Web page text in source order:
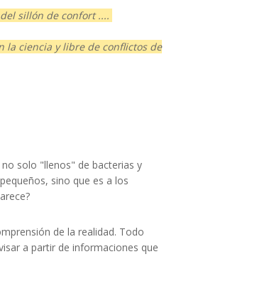
sillón de confort ....
la ciencia y libre de conflictos de
solo "llenos" de bacterias y
sino que es a los
de la realidad. Todo
a partir de informaciones que